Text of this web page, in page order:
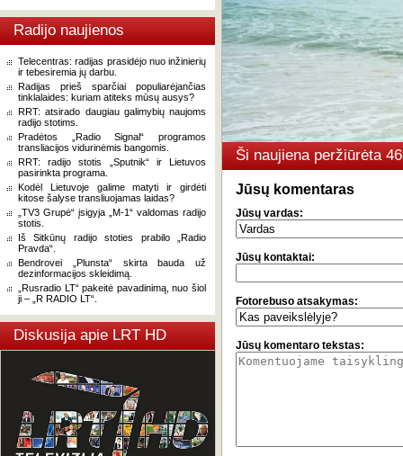
Radijo naujienos
Telecentras: radijas prasidėjo nuo inžinierių
ir tebesiremia jų darbu.
Radijas prieš sparčiai populiarėjančias
tinklalaides: kuriam atiteks mūsų ausys?
RRT: atsirado daugiau galimybių naujoms
radijo stotims.
Pradėtos „Radio Signal“ programos
transliacijos vidurinėmis bangomis.
RRT: radijo stotis „Sputnik“ ir Lietuvos
pasirinkta programa.
Kodėl Lietuvoje galime matyti ir girdėti
kitose šalyse transliuojamas laidas?
„TV3 Grupė“ įsigyja „M-1“ valdomas radijo
stotis.
Iš Sitkūnų radijo stoties prabilo „Radio
Pravda“.
Bendrovei „Plunsta“ skirta bauda už
dezinformacijos skleidimą.
„Rusradio LT“ pakeitė pavadinimą, nuo šiol
ji – „R RADIO LT“.
Diskusija apie LRT HD
Ši naujiena peržiūrėta
Jūsų komentaras
Jūsų vardas:
Jūsų kontaktai:
Fotorebuso atsakymas:
Jūsų komentaro tekstas: